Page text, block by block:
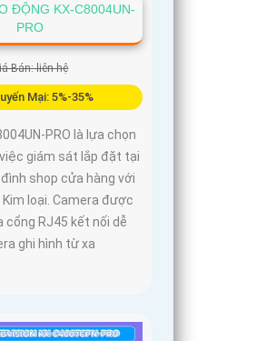
ĐỘNG KX-C8004UN-
PRO
Bán: liên hệ
Mại: 5%-35%
PRO là lựa chọn
giám sát lắp đặt tại
shop cửa hàng với
loại. Camera được
cổng RJ45 kết nối dễ
ghi hình từ xa